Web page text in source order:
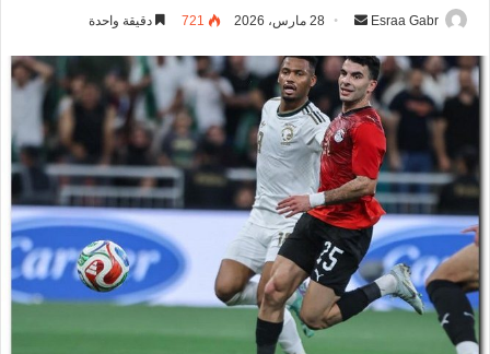
Esraa Gabr
س
ل
ب
ر
ي
د
ا
ل
28 مارس، 2026 721 دقيقة واحدة